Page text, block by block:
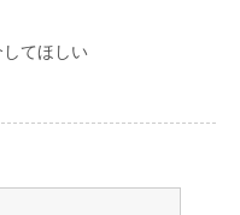
てほしい